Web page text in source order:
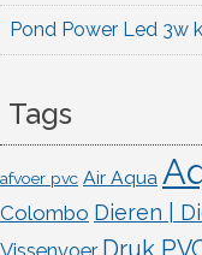
Pond Power Led 3w
Tags
afvoer pvc Air Aqua
Colombo Dieren |